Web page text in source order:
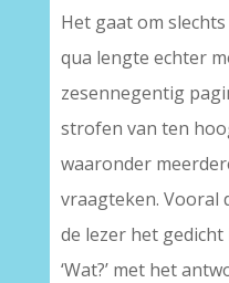
Het gaat om
qua lengte echter
zesennegentig
strofen van ten
waaronder
vraagteken. Vooral
de lezer het gedicht
‘Wat?’ met het